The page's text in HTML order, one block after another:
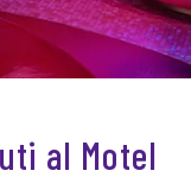
al Motel